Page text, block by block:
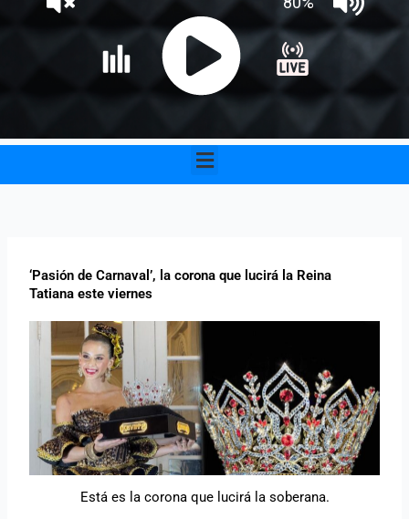
Menu
‘Pasión de Carnaval’, la corona que lucirá la Reina
Tatiana este viernes
Está es la corona que lucirá la soberana.